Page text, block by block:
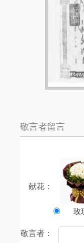
敬言者留言